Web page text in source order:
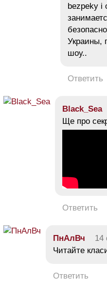
bezpeky i
Украины,
шоу..
Ответить
Black_Sea
Ще про
Ответить
ПнАлВч 14
Читайте
Ответить